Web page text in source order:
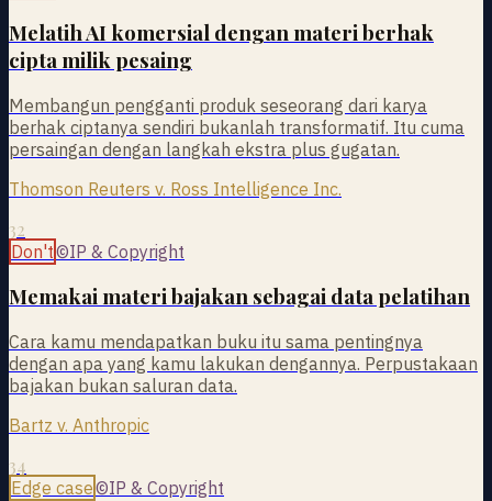
Melatih AI komersial dengan materi berhak
cipta milik pesaing
Membangun pengganti produk seseorang dari karya
berhak ciptanya sendiri bukanlah transformatif. Itu cuma
persaingan dengan langkah ekstra plus gugatan.
Thomson Reuters v. Ross Intelligence Inc.
32
Don't©IP & Copyright
Memakai materi bajakan sebagai data pelatihan
Cara kamu mendapatkan buku itu sama pentingnya
dengan apa yang kamu lakukan dengannya. Perpustakaan
bajakan bukan saluran data.
Bartz v. Anthropic
34
Edge case©IP & Copyright